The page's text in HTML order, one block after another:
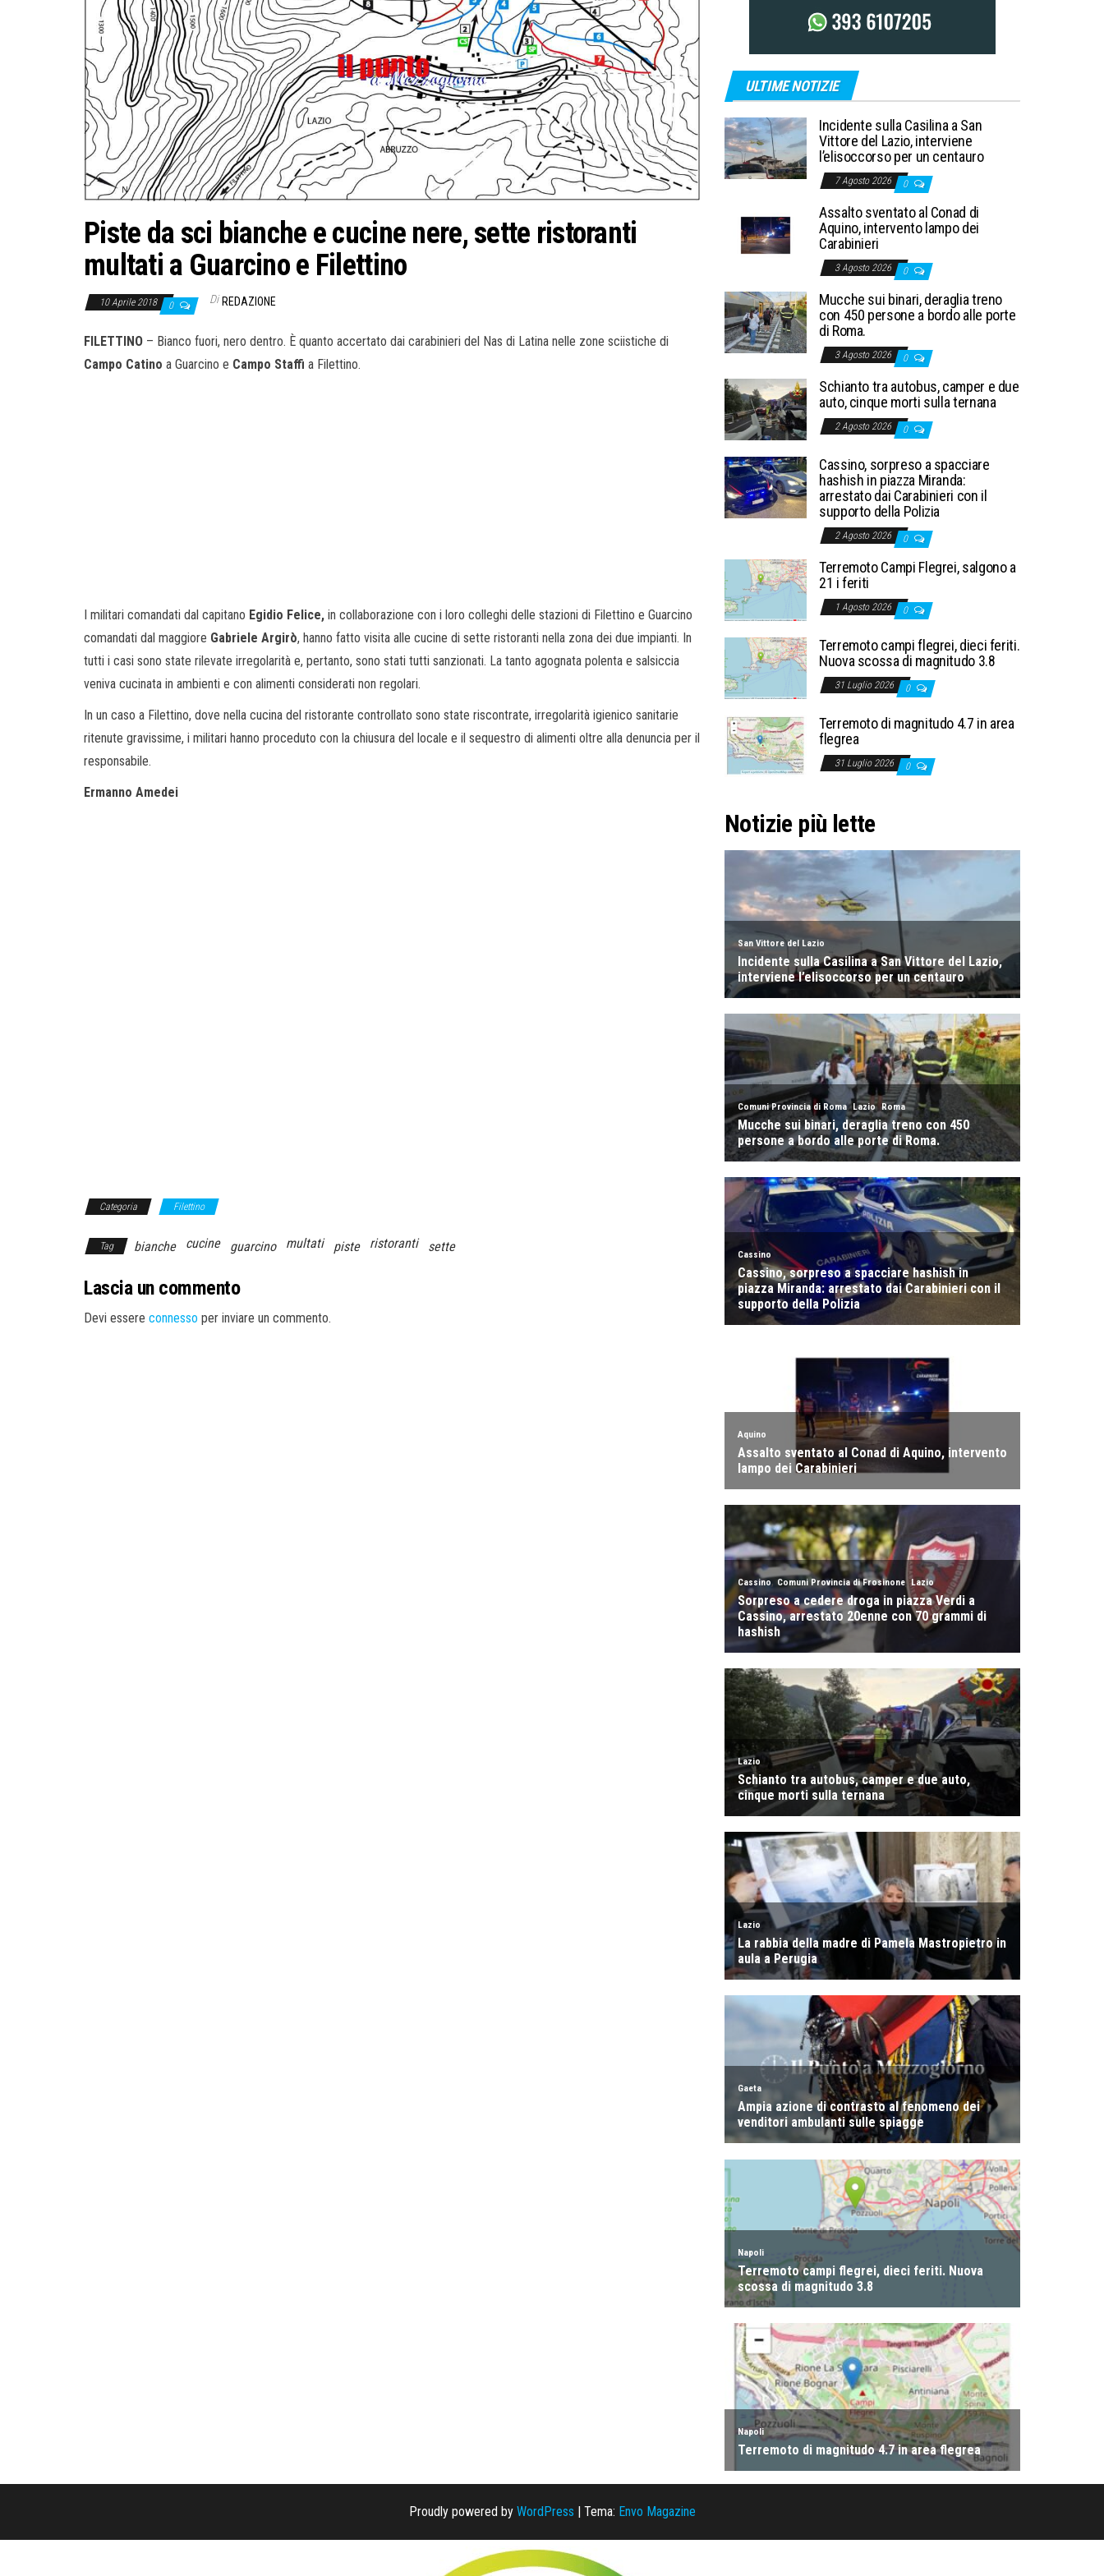
Piste da sci bianche e cucine nere, sette ristoranti
multati a Guarcino e Filettino
10 Aprile 2018 0 Di REDAZIONE
FILETTINO – Bianco fuori, nero dentro. È quanto accertato dai carabinieri del Nas di Latina nelle zone sciistiche di
Campo Catino a Guarcino e Campo Staffi a Filettino.
I militari comandati dal capitano Egidio Felice, in collaborazione con i loro colleghi delle stazioni di Filettino e Guarcino
comandati dal maggiore Gabriele Argirò, hanno fatto visita alle cucine di sette ristoranti nella zona dei due impianti. In
tutti i casi sono state rilevate irregolarità e, pertanto, sono stati tutti sanzionati. La tanto agognata polenta e salsiccia
veniva cucinata in ambienti e con alimenti considerati non regolari.
In un caso a Filettino, dove nella cucina del ristorante controllato sono state riscontrate, irregolarità igienico sanitarie
ritenute gravissime, i militari hanno proceduto con la chiusura del locale e il sequestro di alimenti oltre alla denuncia per il
responsabile.
Ermanno Amedei
Categoria Filettino
Tag bianche cucine guarcino multati piste ristoranti sette
Lascia un commento
Devi essere connesso per inviare un commento.
ULTIME NOTIZIE
Incidente sulla Casilina a San
Vittore del Lazio, interviene
l’elisoccorso per un centauro
7 Agosto 2026 0
Assalto sventato al Conad di
Aquino, intervento lampo dei
Carabinieri
3 Agosto 2026 0
Mucche sui binari, deraglia treno
con 450 persone a bordo alle porte
di Roma.
3 Agosto 2026 0
Schianto tra autobus, camper e due
auto, cinque morti sulla ternana
2 Agosto 2026 0
Cassino, sorpreso a spacciare
hashish in piazza Miranda:
arrestato dai Carabinieri con il
supporto della Polizia
2 Agosto 2026 0
Terremoto Campi Flegrei, salgono a
21 i feriti
1 Agosto 2026 0
Terremoto campi flegrei, dieci feriti.
Nuova scossa di magnitudo 3.8
31 Luglio 2026 0
Terremoto di magnitudo 4.7 in area
flegrea
31 Luglio 2026 0
Notizie più lette
Proudly powered by WordPress | Tema: Envo Magazine